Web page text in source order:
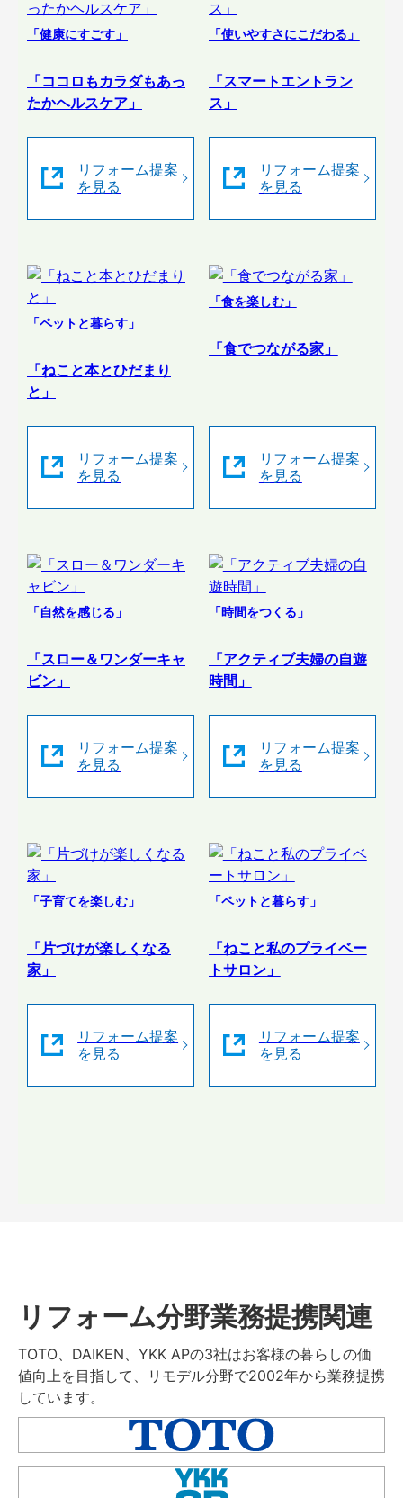
「健康にすごす」
「ココロもカラダもあっ
たかヘルスケア」
リフォーム提案
を見る
「使いやすさにこだわる」
「スマートエントラン
ス」
リフォーム提案
を見る
「ペットと暮らす」
「ねこと本とひだまり
と」
リフォーム提案
を見る
「食を楽しむ」
「食でつながる家」
リフォーム提案
を見る
「自然を感じる」
「スロー＆ワンダーキャ
ビン」
リフォーム提案
を見る
「時間をつくる」
「アクティブ夫婦の自遊
時間」
リフォーム提案
を見る
「子育てを楽しむ」
「片づけが楽しくなる
家」
リフォーム提案
を見る
「ペットと暮らす」
「ねこと私のプライベー
トサロン」
リフォーム提案
を見る
リフォーム分野業務提携関連
TOTO、DAIKEN、YKK APの3社はお客様の暮らしの価
値向上を目指して、リモデル分野で2002年から業務提携
しています。